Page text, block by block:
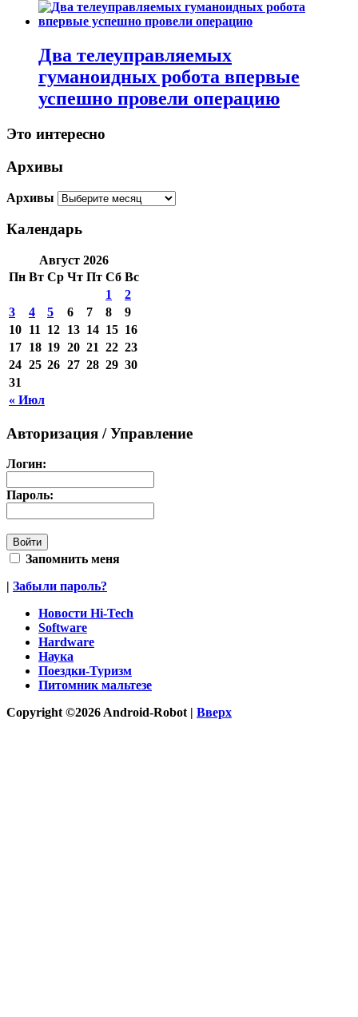
Два телеуправляемых
гуманоидных робота впервые
успешно провели операцию
Это интересно
Архивы
Архивы
Календарь
Август 2026
Пн Вт Ср Чт Пт Сб Вс
« Июл
1
2
3
4 5 6 7 8
9
10 11 12 13 14 15 16
17 18 19 20 21 22 23
24 25 26 27 28 29 30
31
Авторизация / Управление
Логин:
Пароль:
Запомнить меня
| Забыли пароль?
Новости Hi-Tech
Software
Hardware
Наука
Поездки-Туризм
Питомник мальтезе
Copyright ©2026 Android-Robot | Вверх